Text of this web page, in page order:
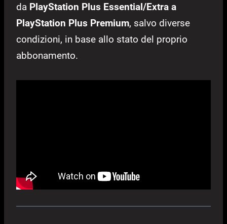
da PlayStation Plus Essential/Extra a
PlayStation Plus Premium, salvo diverse
condizioni, in base allo stato del proprio
abbonamento.